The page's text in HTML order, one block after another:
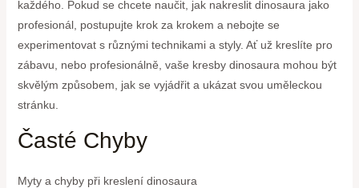
každého. Pokud se chcete naučit, jak nakreslit dinosaura jako
profesionál, postupujte krok za krokem a nebojte se
experimentovat s různými technikami a styly. Ať už kreslíte pro
zábavu, nebo profesionálně, vaše kresby dinosaura mohou být
skvělým způsobem, jak se vyjádřit a ukázat svou uměleckou
stránku.
Časté Chyby
Myty a chyby při kreslení dinosaura